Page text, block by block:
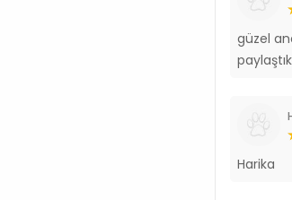
güzel
paylaştık
Harika